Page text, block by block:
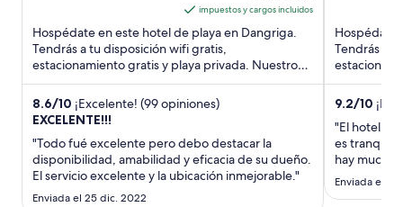
de
$1,188 MXN
por
noche
14
al
15
impuestos y cargos incluidos
Hospédate en este hotel de playa en Dangriga.
Tendrás a tu disposición wifi gratis,
estacionamiento gratis y playa privada. Nuestros
huéspedes destacan la atención ...
8.6/10 ¡Excelente! (99 opiniones)
EXCELENTE!!!
"Todo fué excelente pero debo destacar la
disponibilidad, amabilidad y eficacia de su dueño.
El servicio excelente y la ubicación inmejorable."
Enviada el 25 dic. 2022
Hospédate
Tendrás a
Nuestros
9.2/10
"El hotel
es
hay mucho
más
Enviada el 2